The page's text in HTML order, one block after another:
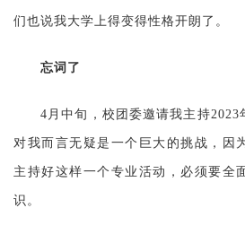
们也说我大学上得变得性格开朗了。
忘词了
4月中旬，校团委邀请我主持
对我而言无疑是一个巨大的挑战，因
主持好这样一个专业活动，必须要全
识。